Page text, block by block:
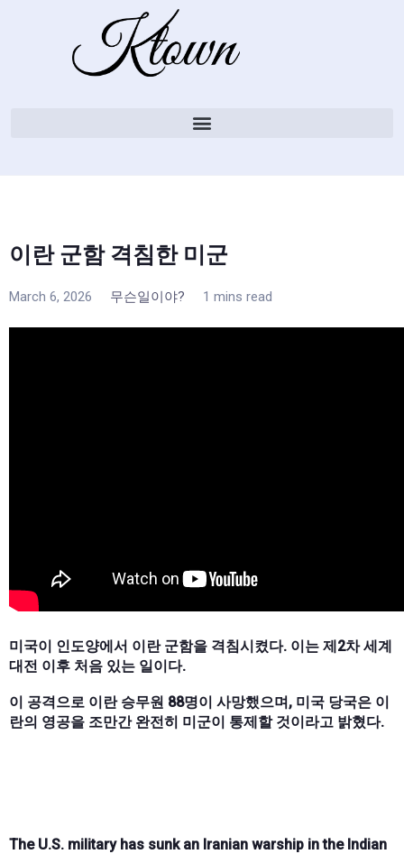
이란 군함 격침한 미군
March 6, 2026 무슨일이야? 1 mins read
미국이 인도양에서 이란 군함을 격침시켰다. 이는 제2차 세계
대전 이후 처음 있는 일이다.
이 공격으로 이란 승무원 88명이 사망했으며, 미국 당국은 이
란의 영공을 조만간 완전히 미군이 통제할 것이라고 밝혔다.
The U.S. military has sunk an Iranian warship in the Indian